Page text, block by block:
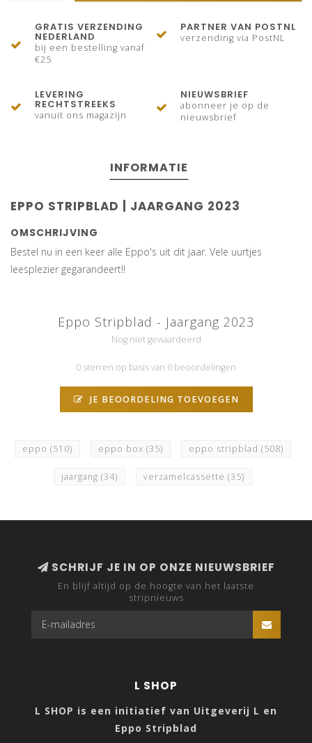
GRATIS VERZENDING
NEDERLAND
bij een bestelling vanaf
€25
PARTNER VAN POSTNL
verzending via PostNL
LEVERING
RECHTSTREEKS
vanuit ons magazijn
NIEUWSBRIEF
abonneer je op de
nieuwsbrief
INFORMATIE
EPPO STRIPBLAD | JAARGANG 2023
OMSCHRIJVING
Bestel nu in een keer alle Eppo's uit dit jaar. Vele uurtjes
leesplezier gegarandeert!!
Eppo Stripblad - Jaargang 2023
Nog niet gewaardeerd
0 sterren op basis van 0 beoordelingen
JE BEOORDELING TOEVOEGEN
eppo (510) eppo box (35) eppo stripblad (508)
jaargang (34) verzamelcassette (35)
SCHRIJF JE IN OP ONZE NIEUWSBRIEF
En blijf altijd op de hoogte van het laatste
stripnieuws
L SHOP
L SHOP is een initiatief van Uitgeverij L en
Eppo Stripblad